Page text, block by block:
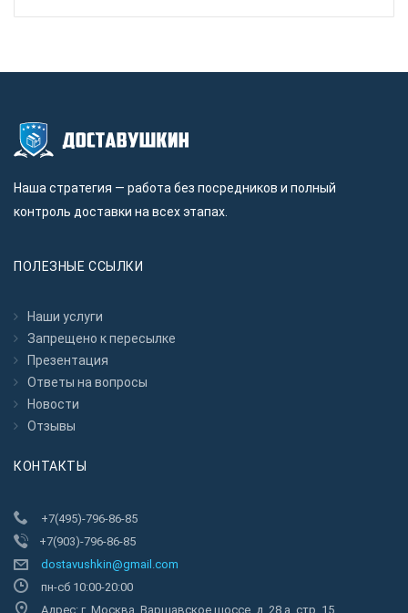
Наша стратегия — работа без посредников и полный
контроль доставки на всех этапах.
ПОЛЕЗНЫЕ ССЫЛКИ
Наши услуги
Запрещено к пересылкe
Презентация
Ответы на вопросы
Новости
Отзывы
КОНТАКТЫ
+7(495)-796-86-85
+7(903)-796-86-85
dostavushkin@gmail.com
пн-сб 10:00-20:00
Адрес: г. Москва, Варшавское шоссе, д. 28 а, стр. 15